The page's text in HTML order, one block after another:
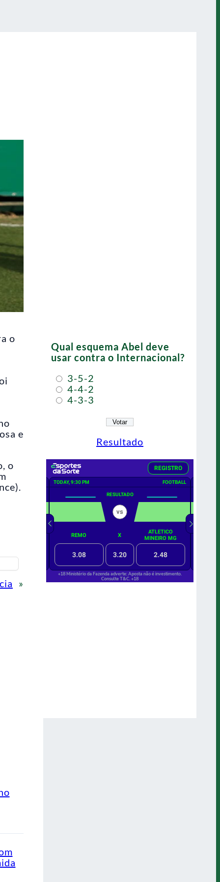
o
e
o
»
Qual esquema Abel deve
usar contra o Internacional?
3-5-2
4-4-2
4-3-3
Resultado